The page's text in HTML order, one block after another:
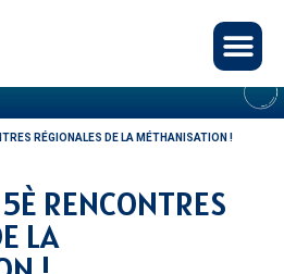
RÉGIONALES DE LA MÉTHANISATION !
RENCONTRES
LA